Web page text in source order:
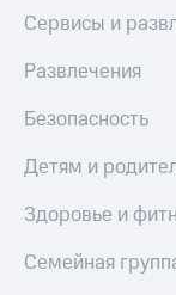
Сервисы и
Развлечения
Безопасность
Детям и
Здоровье и
Семейная